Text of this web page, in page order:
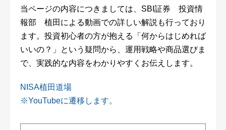
当ページの内容につきましては、SBI証券 投資情
報部 植田による動画での詳しい解説も行っており
ます。投資初心者の方が抱える「何からはじめれば
いいの？」という疑問から、運用戦略や商品選びま
で、実践的な内容をわかりやすくお伝えします。
NISA植田道場
※YouTubeに遷移します。